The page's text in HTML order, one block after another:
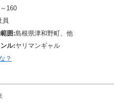
160
員
囲:島根県津和野町、他
ル:ヤリマンギャル
？